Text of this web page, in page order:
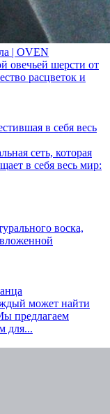
| OVEN
овечьей шерсти от
расцветок и
в себя весь
сеть, которая
в себя весь мир:
воска,
может найти
предлагаем
для...